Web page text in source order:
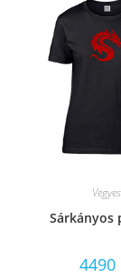
Vegyes
Sárkányos
4490